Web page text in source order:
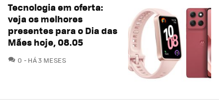
Tecnologia em oferta:
veja os melhores
presentes para o Dia das
Mães hoje, 08.05
0 COMENTÁRIOS
HÁ 3 MESES